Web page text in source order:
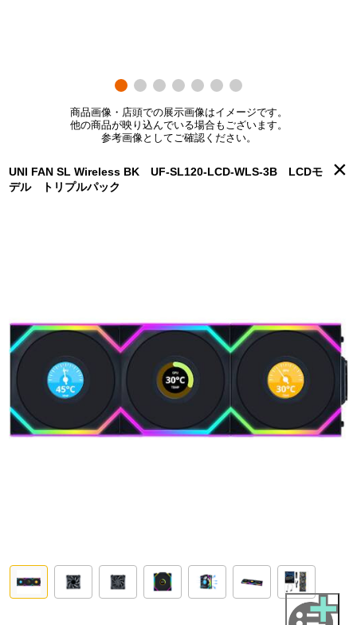
商品画像・店頭での展示画像はイメージです。
他の商品が映り込んでいる場合もございます。
参考画像としてご確認ください。
×
UNI FAN SL Wireless BK UF-SL120-LCD-WLS-3B LCDモ
デル トリプルパック